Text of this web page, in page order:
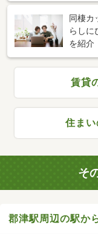
同棲カ
らしに
を紹介
賃貸
住ま
そ
郡津駅周辺の駅か